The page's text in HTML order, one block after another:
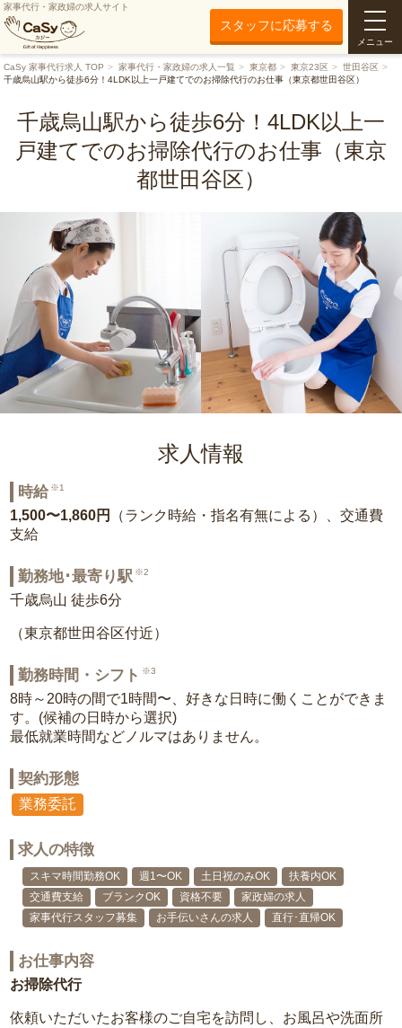
家事代行・家政婦の求人サイト
スタッフに応募する
メニュー
CaSy 家事代行求人 TOP 家事代行・家政婦の求人一覧 東京都 東京23区
世田谷区
千歳烏山駅から徒歩6分！4LDK以上一戸建てでのお掃除代行のお仕事（東京都世田谷区）
千歳烏山駅から徒歩6分！4LDK以上一
戸建てでのお掃除代行のお仕事（東京
都世田谷区）
求人情報
時給 ※1
1,500〜1,860円
（ランク時給・指名有無による）、交通費
支給
勤務地･最寄り駅 ※2
千歳烏山 徒歩6分
（東京都世田谷区付近）
勤務時間・シフト ※3
8時～20時の間で1時間〜、好きな日時に働くことができま
す。(候補の日時から選択)
最低就業時間などノルマはありません。
契約形態
業務委託
求人の特徴
スキマ時間勤務OK 週1〜OK 土日祝のみOK
扶養内OK
交通費支給
ブランクOK 資格不要
家政婦の求人
家事代行スタッフ募集
お手伝いさんの求人 直行･直帰OK
お仕事内容
お掃除代行
依頼いただいたお客様のご自宅を訪問し、お風呂や洗面所